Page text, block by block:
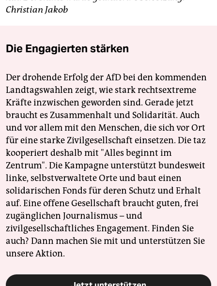
Christian Jakob
Die Engagierten stärken
Der drohende Erfolg der AfD bei den kommenden
Landtagswahlen zeigt, wie stark rechtsextreme
Kräfte inzwischen geworden sind. Gerade jetzt
braucht es Zusammenhalt und Solidarität. Auch
und vor allem mit den Menschen, die sich vor Ort
für eine starke Zivilgesellschaft einsetzen. Die taz
kooperiert deshalb mit "Alles beginnt im
Zentrum". Die Kampagne unterstützt bundesweit
linke, selbstverwaltete Orte und baut einen
solidarischen Fonds für deren Schutz und Erhalt
auf. Eine offene Gesellschaft braucht guten, frei
zugänglichen Journalismus – und
zivilgesellschaftliches Engagement. Finden Sie
auch? Dann machen Sie mit und unterstützen Sie
unsere Aktion.